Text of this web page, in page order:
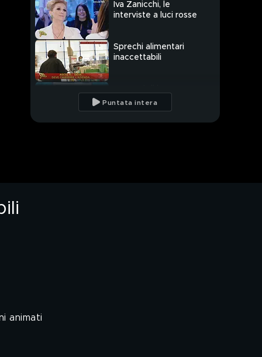
Iva Zanicchi, le
interviste a luci rosse
Sprechi alimentari
inaccettabili
improbabili e altri
strafalcioni
Puntata intera
animati